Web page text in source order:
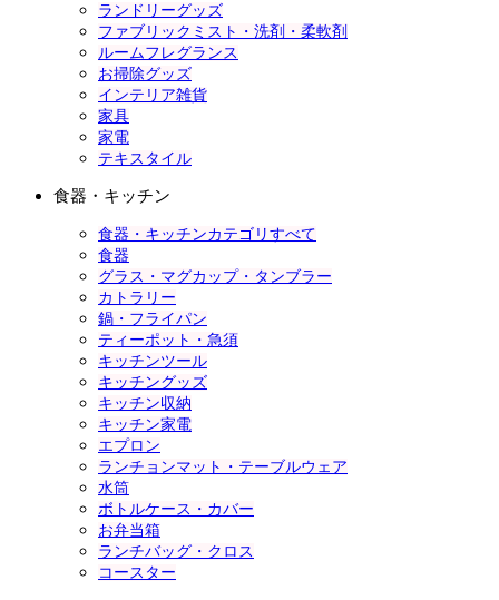
ランドリーグッズ
ファブリックミスト・洗剤・柔軟剤
ルームフレグランス
お掃除グッズ
インテリア雑貨
家具
家電
テキスタイル
食器・キッチン
食器・キッチンカテゴリすべて
食器
グラス・マグカップ・タンブラー
カトラリー
鍋・フライパン
ティーポット・急須
キッチンツール
キッチングッズ
キッチン収納
キッチン家電
エプロン
ランチョンマット・テーブルウェア
水筒
ボトルケース・カバー
お弁当箱
ランチバッグ・クロス
コースター